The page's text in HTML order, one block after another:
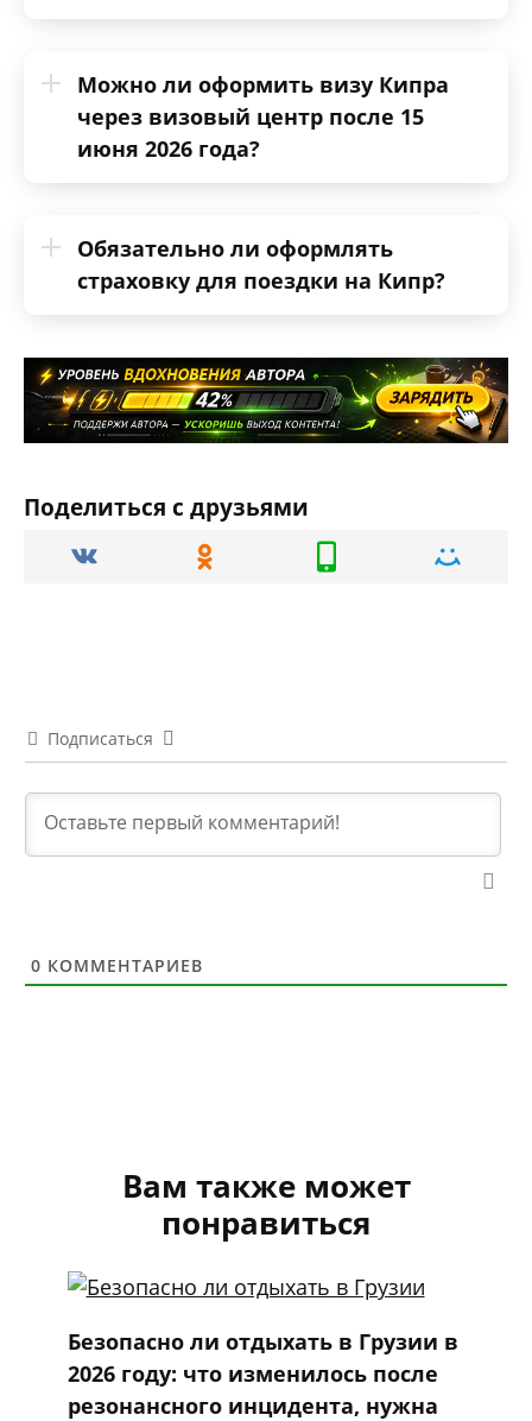
Можно ли оформить визу Кипра
через визовый центр после 15
июня 2026 года?
Обязательно ли оформлять
страховку для поездки на Кипр?
Поделиться с друзьями
Подписаться
0 КОММЕНТАРИЕВ
Вам также может
понравиться
Безопасно ли отдыхать в Грузии в
2026 году: что изменилось после
резонансного инцидента, нужна